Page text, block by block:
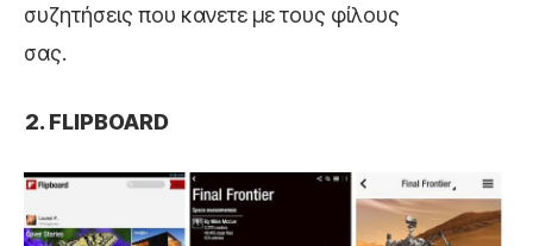
συζητήσεις που κανετε με τους φίλους
σας.
FLIPBOARD